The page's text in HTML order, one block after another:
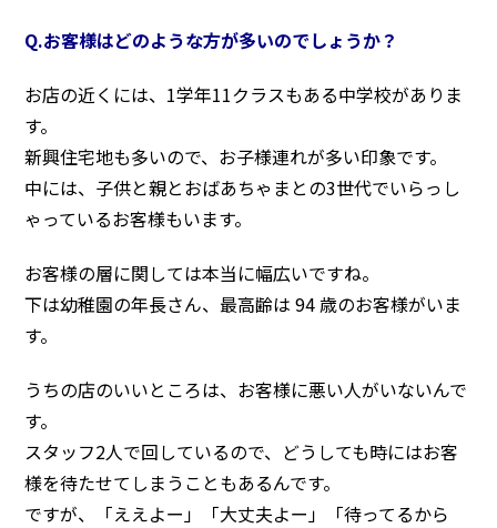
Q.お客様はどのような方が多いのでしょうか？
お店の近くには、1学年11クラスもある中学校がありま
す。
新興住宅地も多いので、お子様連れが多い印象です。
中には、子供と親とおばあちゃまとの3世代でいらっし
ゃっているお客様もいます。
お客様の層に関しては本当に幅広いですね。
下は幼稚園の年長さん、最高齢は 94 歳のお客様がいま
す。
うちの店のいいところは、お客様に悪い人がいないんで
す。
スタッフ2人で回しているので、どうしても時にはお客
様を待たせてしまうこともあるんです。
ですが、「ええよー」「大丈夫よー」「待ってるから